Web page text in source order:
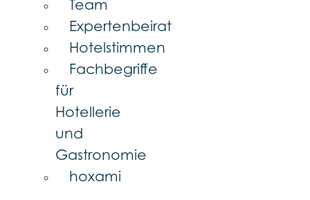
Team
Expertenbeirat
Hotelstimmen
Fachbegriffe
für
Hotellerie
und
Gastronomie
hoxami